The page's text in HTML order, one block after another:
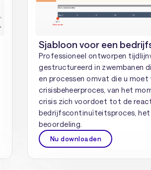
Sjabloon voor een
Professioneel ontworpen
gestructureerd in zwembanen
en processen omvat die u moet
crisisbeheerproces, van het
crisis zich voordoet tot de
bedrijfscontinuïteitsproces, het
beoordeling.
Nu downloaden